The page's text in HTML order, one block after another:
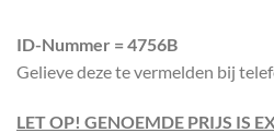
ID-Nummer = 4756B
Gelieve deze te vermelden bij
LET OP! GENOEMDE PRIJS IS